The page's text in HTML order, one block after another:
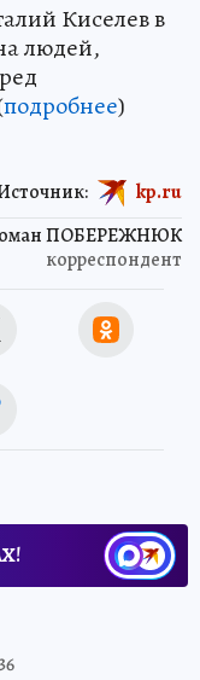
Киселев в
людей,
подробнее)
ПОБЕРЕЖНЮК
корреспондент
kp.ru